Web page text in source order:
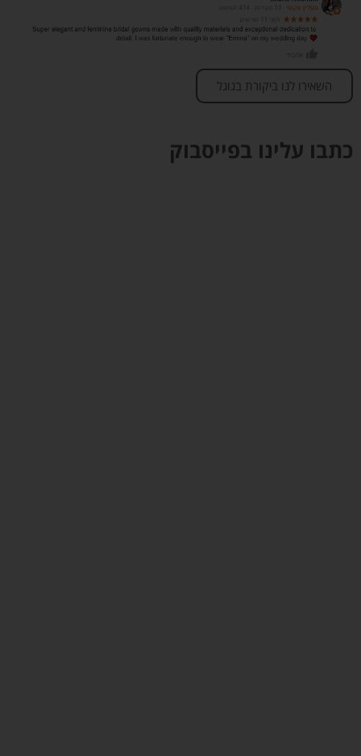
השאירו לנו ביקורת בגוגל
כתבו עלינו בפייסבוק